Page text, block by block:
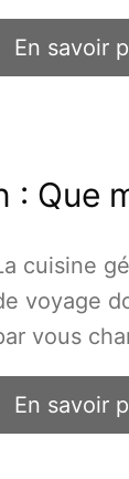
En savoir
Que
cuisine
voyage
vous
En savoir